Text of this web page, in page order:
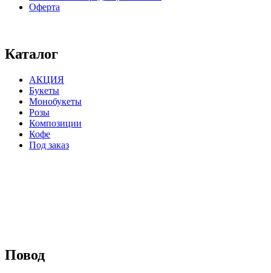
Оферта
Каталог
АКЦИЯ
Букеты
Монобукеты
Розы
Композиции
Кофе
Под заказ
Повод